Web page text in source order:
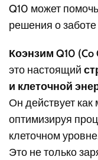
Q10 может
решения о
Коэнзим Q10 (Co
это настоящий
и клеточной
Он действует
оптимизируя
клеточном
Это не только